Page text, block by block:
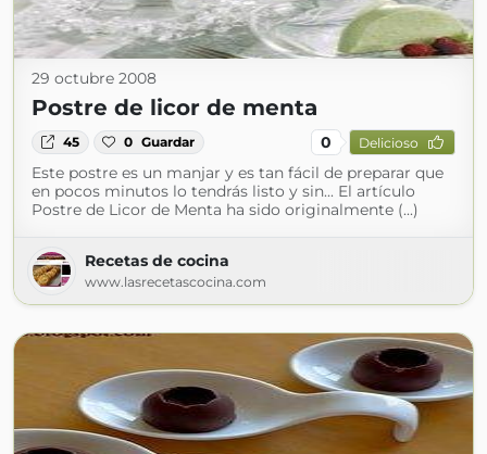
29 octubre 2008
Postre de licor de menta
45 0 Guardar 0 Delicioso
Este postre es un manjar y es tan fácil de preparar que
en pocos minutos lo tendrás listo y sin... El artículo
Postre de Licor de Menta ha sido originalmente (...)
Recetas de cocina
www.lasrecetascocina.com